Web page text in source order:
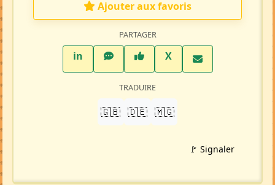
Ajouter aux favoris
PARTAGER
inLinkedInWhatsAppFacebook
XTwitter X
TRADUIRE
🇬🇧 🇩🇪 🇲🇬
🚩 Signaler